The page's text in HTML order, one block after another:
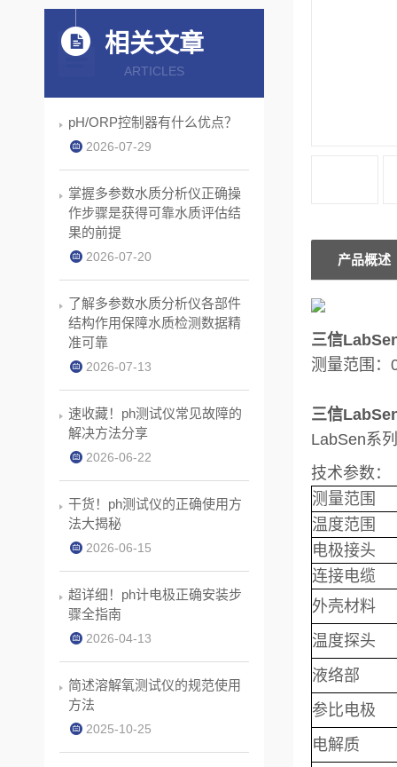
产品概述
三信
测量范围
三信
LabSen系
技术参数：
测量范围
温度范围
电极接头
连接电缆
外壳材料
温度探头
液络部
参比电极
电解质
相关文章
ARTICLES
pH/ORP控制器有什么优点？
2026-07-29
掌握多参数水质分析仪正确操
作步骤是获得可靠水质评估结
果的前提
2026-07-20
了解多参数水质分析仪各部件
结构作用保障水质检测数据精
准可靠
2026-07-13
速收藏！ph测试仪常见故障的
解决方法分享
2026-06-22
干货！ph测试仪的正确使用方
法大揭秘
2026-06-15
超详细！ph计电极正确安装步
骤全指南
2026-04-13
简述溶解氧测试仪的规范使用
方法
2025-10-25